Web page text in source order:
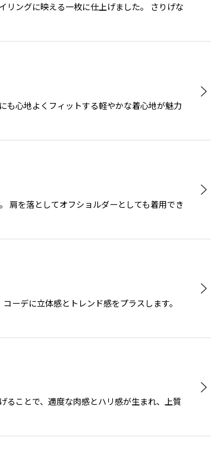
リングに映える一枚に仕上げました。 さりげな
も心地よくフィットする軽やかな着心地が魅力
肩を落としてオフショルダーとしても着用でき
ーデに立体感とトレンド感をプラスします。
ることで、適度な肉感とハリ感が生まれ、上質